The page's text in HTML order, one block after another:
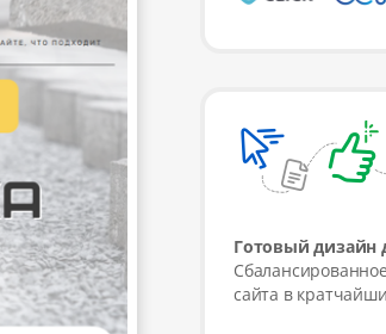
Готовый дизайн
сайта в